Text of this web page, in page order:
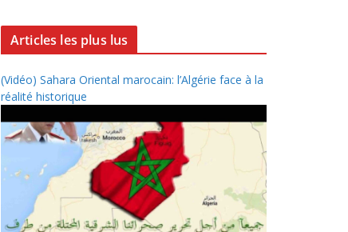
Articles les plus lus
(Vidéo) Sahara Oriental marocain: l’Algérie face à la
réalité historique